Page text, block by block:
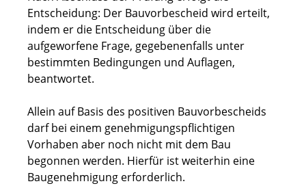
Entscheidung: Der Bauvorbescheid wird erteilt,
indem er die Entscheidung über die
aufgeworfene Frage, gegebenenfalls unter
bestimmten Bedingungen und Auflagen,
beantwortet.
Allein auf Basis des positiven Bauvorbescheids
darf bei einem genehmigungspflichtigen
Vorhaben aber noch nicht mit dem Bau
begonnen werden. Hierfür ist weiterhin eine
Baugenehmigung erforderlich.